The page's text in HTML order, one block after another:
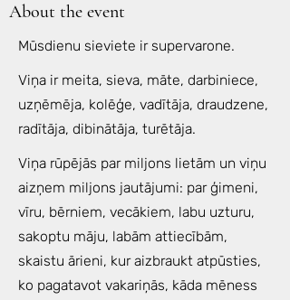
About the event
Mūsdienu sieviete ir supervarone.
Viņa ir meita, sieva, māte, darbiniece,
uzņēmēja, kolēģe, vadītāja, draudzene,
radītāja, dibinātāja, turētāja.
Viņa rūpējās par miljons lietām un viņu
aizņem miljons jautājumi: par ģimeni,
vīru, bērniem, vecākiem, labu uzturu,
sakoptu māju, labām attiecībām,
skaistu ārieni, kur aizbraukt atpūsties,
ko pagatavot vakariņās, kāda mēness